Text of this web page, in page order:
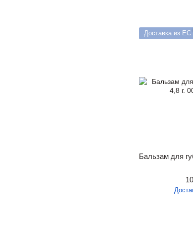
Доставка из ЕС
Бальзам для